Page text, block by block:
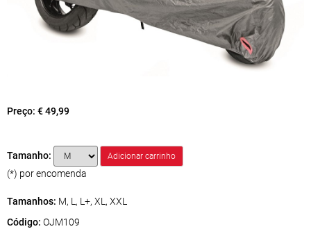
Preço: € 49,99
Tamanho:
(*) por encomenda
Tamanhos: M, L, L+, XL, XXL
Código: OJM109